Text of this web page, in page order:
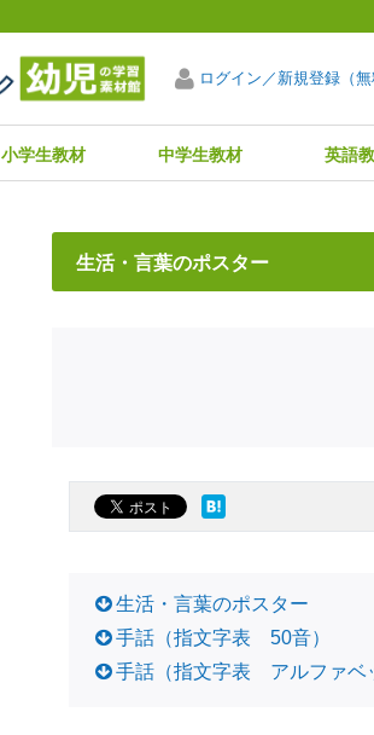
ログイン／新規登録（無
小学生教材 中学生教材 英語
生活・言葉のポスター
生活・言葉のポスター
手話（指文字表 50音）
手話（指文字表 アルファベ